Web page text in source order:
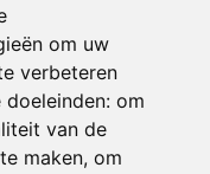
om uw
verbeteren
om
van de
maken, om